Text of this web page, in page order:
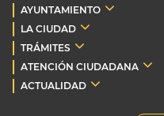
AYUNTAMIENTO
LA CIUDAD
TRÁMITES
ATENCIÓN CIUDADANA
ACTUALIDAD